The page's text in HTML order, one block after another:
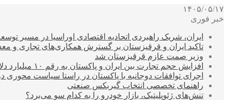
۱۴۰۵/۰۵/۱۷
خبر فوری
ایران، شریک راهبردی اتحادیه اقتصادی اوراسیا در مسیر
تاکید ایران و قرقیزستان بر گسترش همکاری‌های تجاری و
وزیر صمت عازم قرقیزستان شد
افزایش حجم تجارت بین ایران و پاکستان به رقم ۱۰ میلیارد دلار
اجرای توافقات دوجانبه با پاکستان در راستا سیاست محوری
راهنمای تخصصی انتخاب گیربکس صنعتی
تنش‌های ژئوپلیتیک، بازار خودرو را به کدام سو می‌برد؟